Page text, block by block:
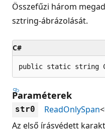
Összefűzi három
sztring-ábrázolását.
C#
public static string
Paraméterek
str0 ReadOnlySpan<
Az első írásvédett